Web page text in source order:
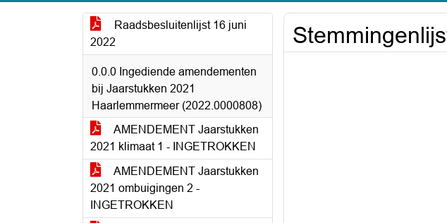
Raadsbesluitenlijst 16 juni
2022
0.0.0 Ingediende amendementen
bij Jaarstukken 2021
Haarlemmermeer (2022.0000808)
AMENDEMENT Jaarstukken
2021 klimaat 1 - INGETROKKEN
AMENDEMENT Jaarstukken
2021 ombuigingen 2 -
INGETROKKEN